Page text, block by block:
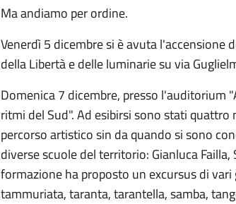
Ma andiamo per ordine.
Venerdì 5 dicembre si è avuta l'accensione
della Libertà e delle luminarie su via
Domenica 7 dicembre, presso l'auditorium
ritmi del Sud". Ad esibirsi sono stati
percorso artistico sin da quando si sono
diverse scuole del territorio: Gianluca
formazione ha proposto un excursus di
tammuriata, taranta, tarantella, samba,